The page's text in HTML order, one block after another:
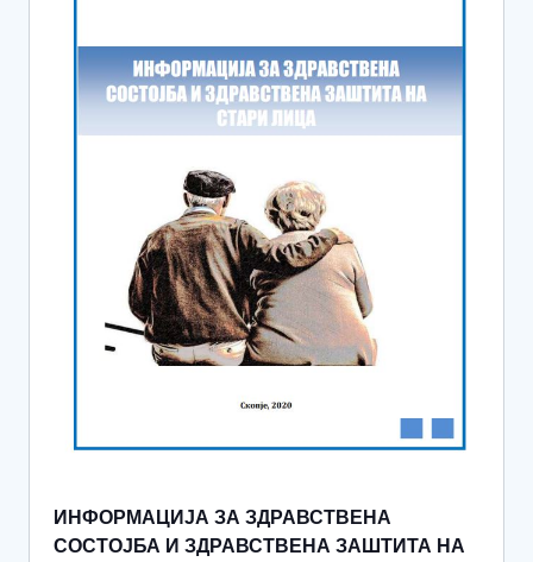
ИНФОРМАЦИЈА ЗА ЗДРАВСТВЕНА
СОСТОЈБА И ЗДРАВСТВЕНА ЗАШТИТА НА